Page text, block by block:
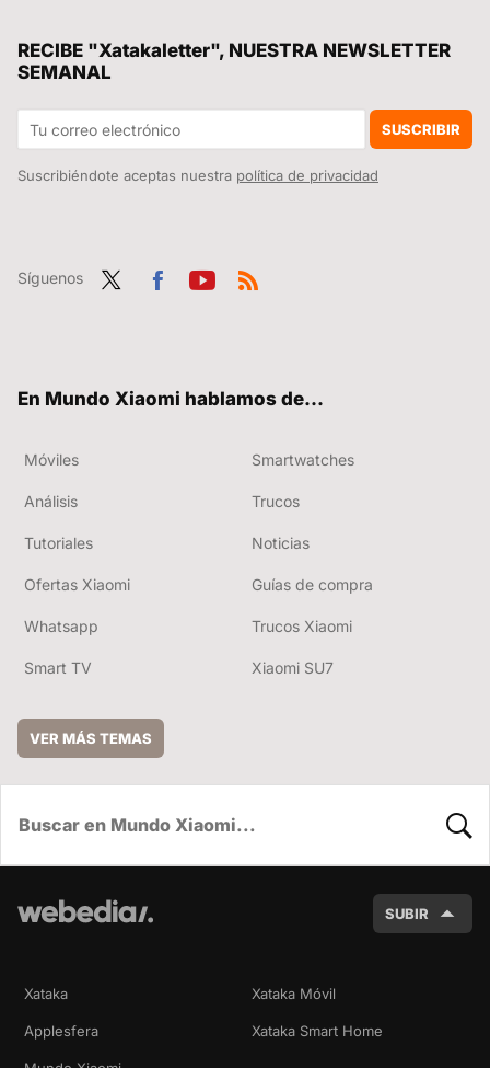
El modo ahorro de batería de Android es bueno para la batería de tu móvil, pero también afecta al rendimiento
RECIBE "Xatakaletter", NUESTRA NEWSLETTER
SEMANAL
SUSCRIBIR
Suscribiéndote aceptas nuestra política de privacidad
Síguenos
En Mundo Xiaomi hablamos de...
Móviles Smartwatches
Análisis Trucos
Tutoriales Noticias
Ofertas Xiaomi Guías de compra
Whatsapp Trucos Xiaomi
Smart TV Xiaomi SU7
VER MÁS TEMAS
SUBIR
Xataka Xataka Móvil
Applesfera Xataka Smart Home